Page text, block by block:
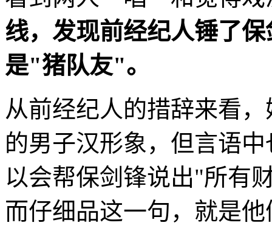
线，发现前经纪人锤了
是"猪队友"。
从前经纪人的措辞来看
的男子汉形象，但言语
以会帮保剑锋说出"所有
而仔细品这一句，就是